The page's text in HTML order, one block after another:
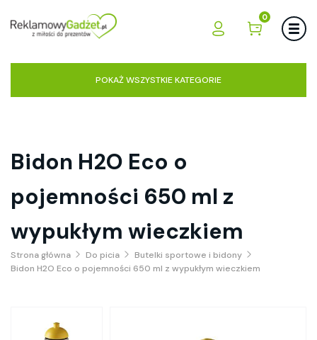
0
POKAŻ WSZYSTKIE KATEGORIE
Bidon H2O Eco o
pojemności 650 ml z
wypukłym wieczkiem
Strona główna Do picia
Butelki sportowe i bidony
Bidon H2O Eco o pojemności 650 ml z wypukłym wieczkiem